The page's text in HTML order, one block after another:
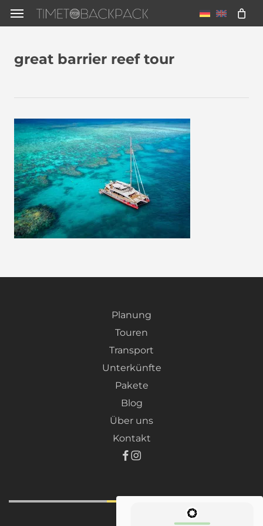
Skip
to
content
Menu
great barrier reef tour
Planung
Touren
Transport
Unterkünfte
Pakete
Blog
Über uns
Kontakt